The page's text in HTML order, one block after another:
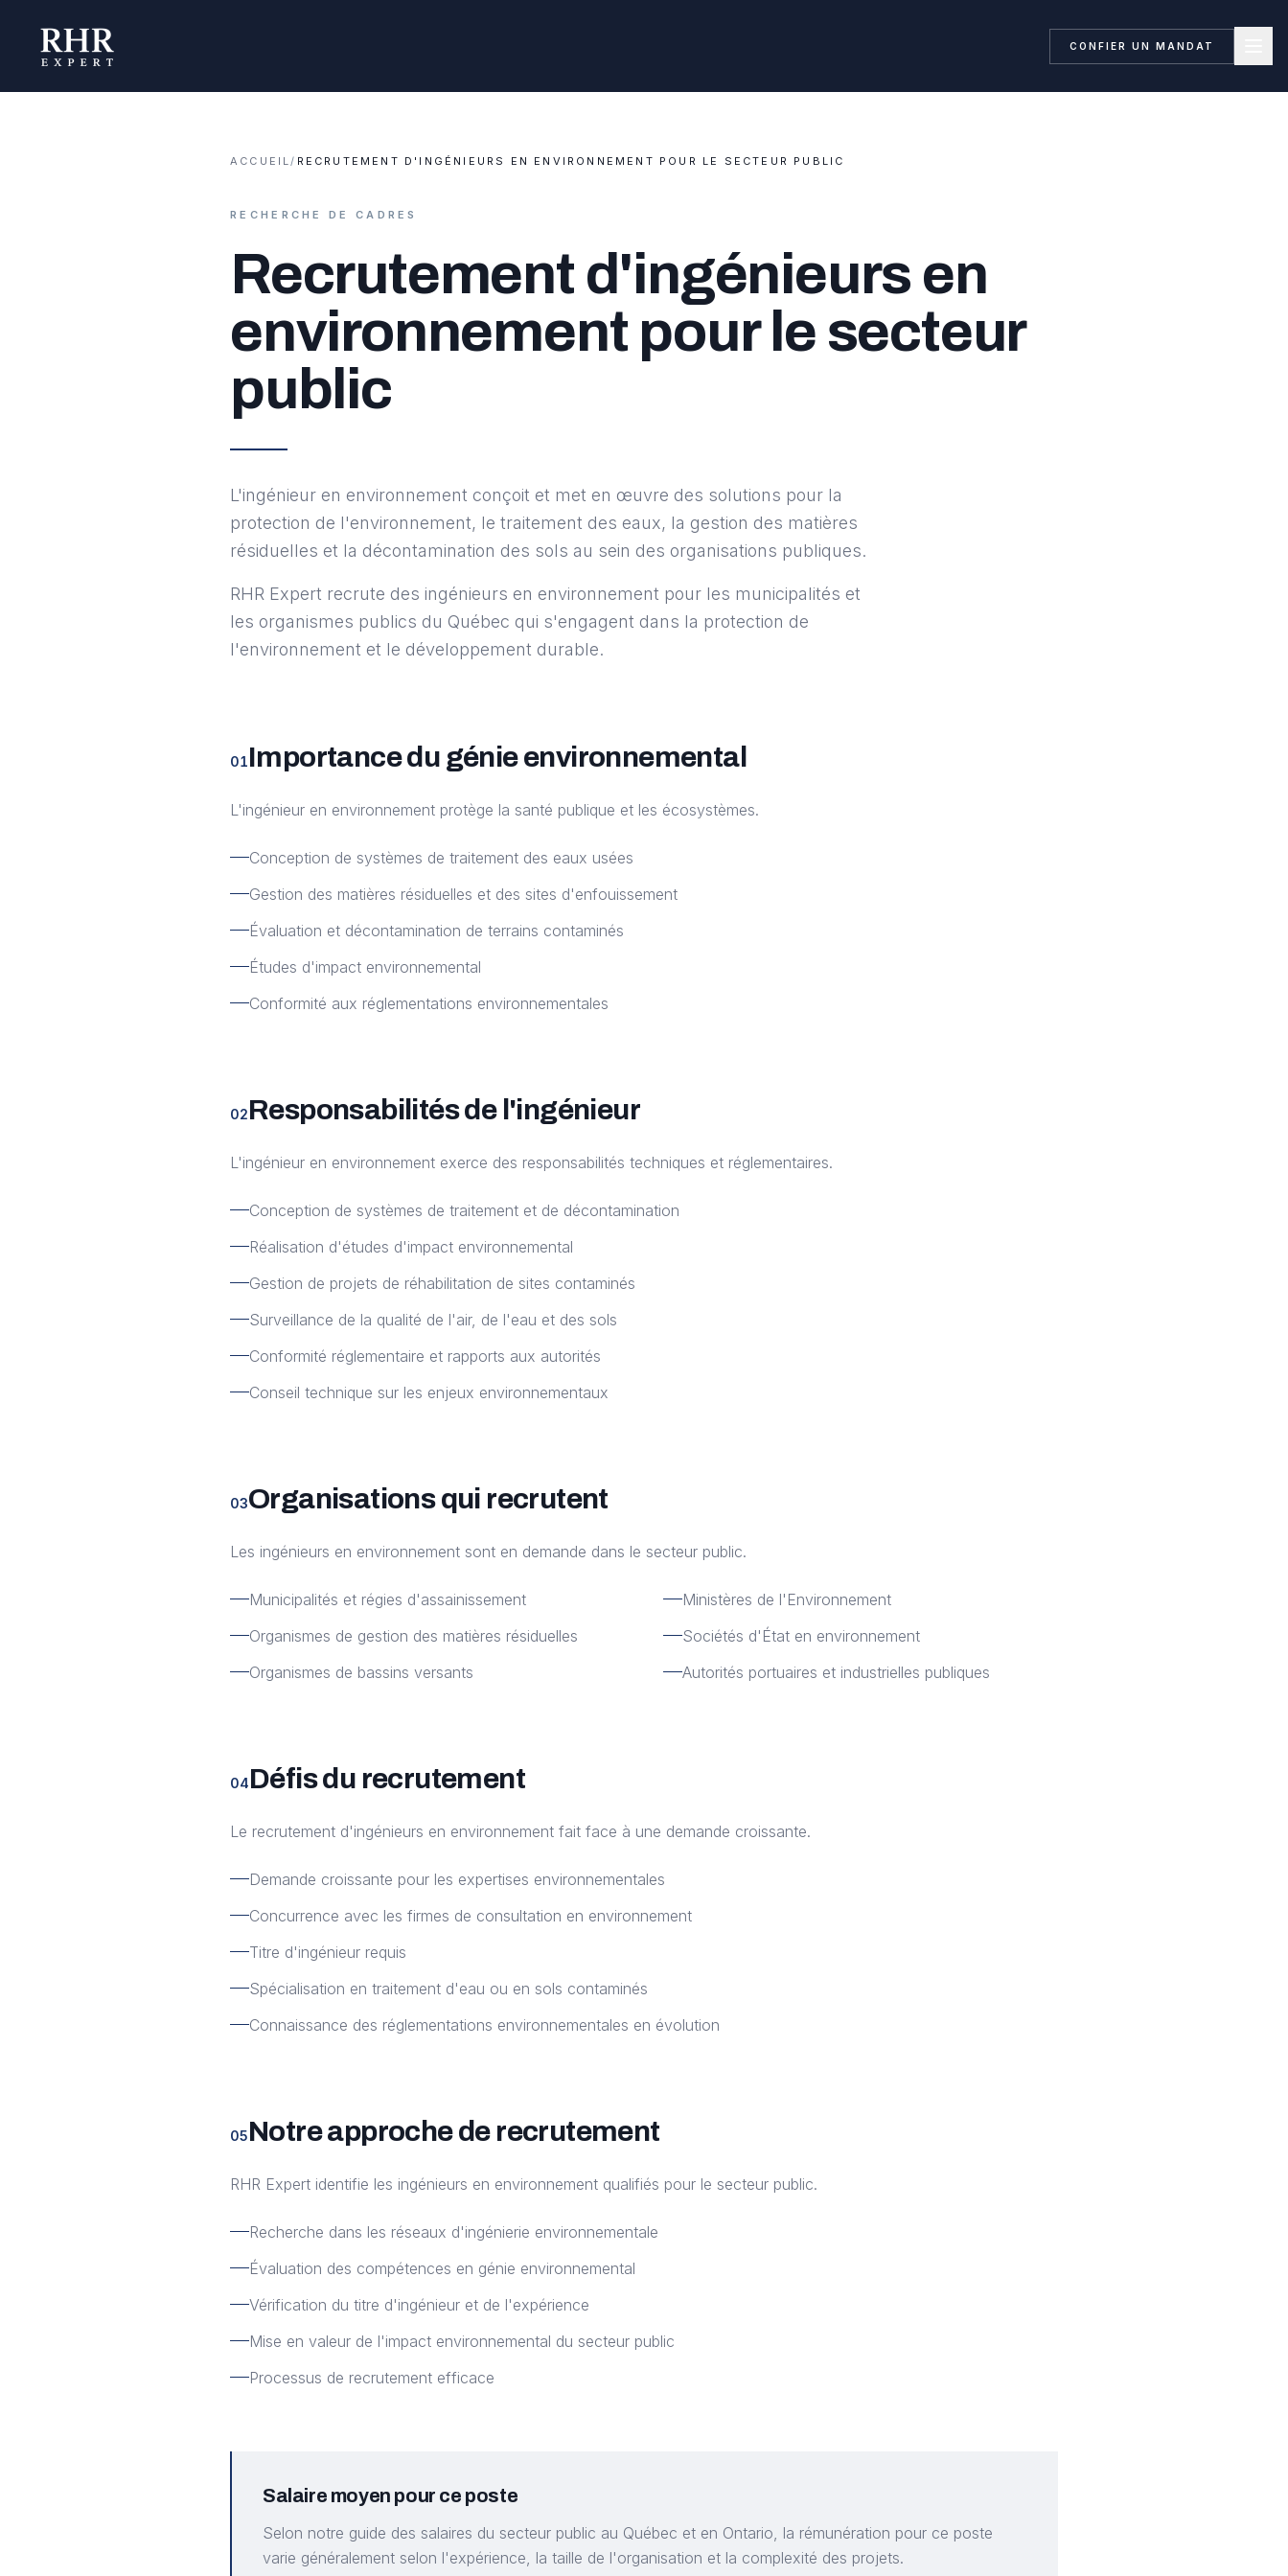
CONFIER UN MANDAT
ACCUEIL/ RECRUTEMENT D'INGÉNIEURS EN ENVIRONNEMENT POUR LE SECTEUR PUBLIC
RECHERCHE DE CADRES
Recrutement d'ingénieurs en
environnement pour le secteur
public
L'ingénieur en environnement conçoit et met en œuvre des solutions pour la
protection de l'environnement, le traitement des eaux, la gestion des matières
résiduelles et la décontamination des sols au sein des organisations publiques.
RHR Expert recrute des ingénieurs en environnement pour les municipalités et
les organismes publics du Québec qui s'engagent dans la protection de
l'environnement et le développement durable.
01Importance du génie environnemental
L'ingénieur en environnement protège la santé publique et les écosystèmes.
Conception de systèmes de traitement des eaux usées
Gestion des matières résiduelles et des sites d'enfouissement
Évaluation et décontamination de terrains contaminés
Études d'impact environnemental
Conformité aux réglementations environnementales
02Responsabilités de l'ingénieur
L'ingénieur en environnement exerce des responsabilités techniques et réglementaires.
Conception de systèmes de traitement et de décontamination
Réalisation d'études d'impact environnemental
Gestion de projets de réhabilitation de sites contaminés
Surveillance de la qualité de l'air, de l'eau et des sols
Conformité réglementaire et rapports aux autorités
Conseil technique sur les enjeux environnementaux
03Organisations qui recrutent
Les ingénieurs en environnement sont en demande dans le secteur public.
Municipalités et régies d'assainissement
Ministères de l'Environnement
Organismes de gestion des matières résiduelles
Sociétés d'État en environnement
Organismes de bassins versants
Autorités portuaires et industrielles publiques
04Défis du recrutement
Le recrutement d'ingénieurs en environnement fait face à une demande croissante.
Demande croissante pour les expertises environnementales
Concurrence avec les firmes de consultation en environnement
Titre d'ingénieur requis
Spécialisation en traitement d'eau ou en sols contaminés
Connaissance des réglementations environnementales en évolution
05Notre approche de recrutement
RHR Expert identifie les ingénieurs en environnement qualifiés pour le secteur public.
Recherche dans les réseaux d'ingénierie environnementale
Évaluation des compétences en génie environnemental
Vérification du titre d'ingénieur et de l'expérience
Mise en valeur de l'impact environnemental du secteur public
Processus de recrutement efficace
Salaire moyen pour ce poste
Selon notre guide des salaires du secteur public au Québec et en Ontario, la rémunération pour ce poste
varie généralement selon l'expérience, la taille de l'organisation et la complexité des projets.